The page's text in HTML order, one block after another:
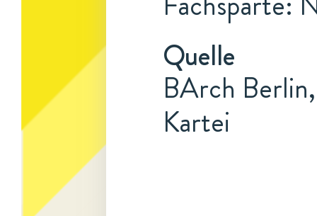
Quelle
BArch
Kartei